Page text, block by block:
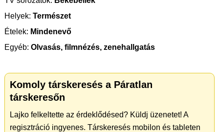
Helyek: Természet
Ételek: Mindenevő
Egyéb: Olvasás, filmnézés, zenehallgatás
Komoly társkeresés a Páratlan
társkeresőn
Lajko felkeltette az érdeklődésed? Küldj üzenetet! A
regisztráció ingyenes. Társkeresés mobilon és tableten